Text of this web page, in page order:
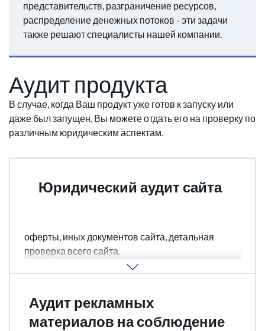
представительств, разграничение ресурсов,
распределение денежных потоков - эти задачи
также решают специалисты нашей компании.
Аудит продукта
В случае, когда Ваш продукт уже готов к запуску или
даже был запущен, Вы можете отдать его на проверку по
различным юридическим аспектам.
Юридический аудит сайта
оферты, иных документов сайта, детальная
проверка всего сайта.
ПОДРОБНЕЕ
Аудит рекламных
материалов на соблюдение